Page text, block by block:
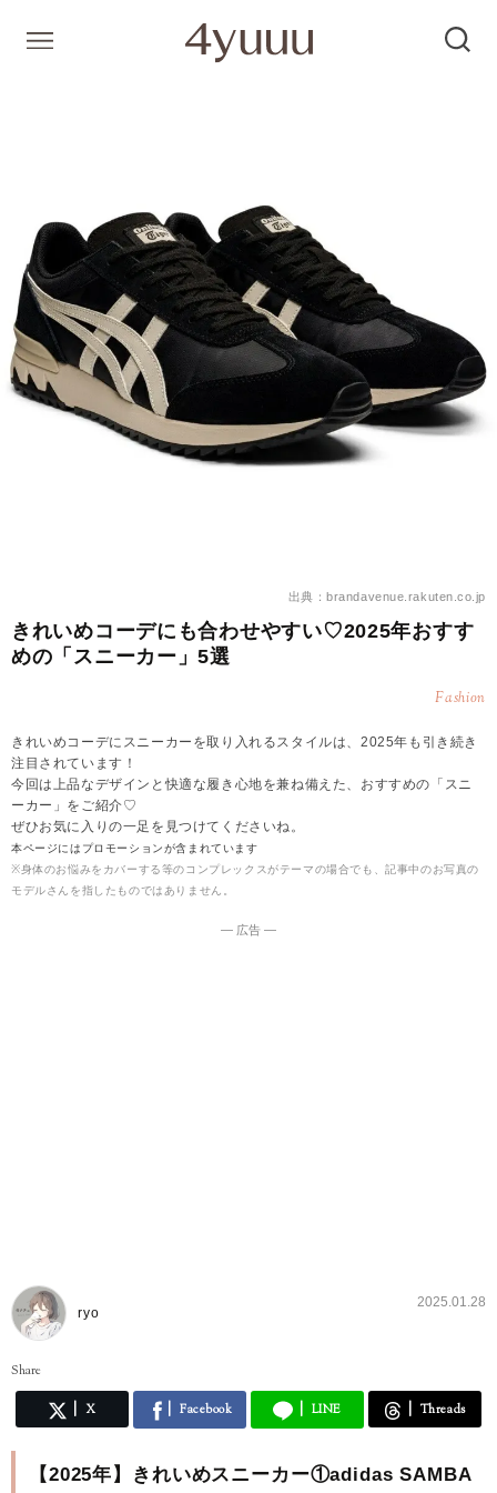
出典：brandavenue.rakuten.co.jp
きれいめコーデにも合わせやすい♡2025年おすす
めの「スニーカー」5選
Fashion
きれいめコーデにスニーカーを取り入れるスタイルは、2025年も引き続き
注目されています！
今回は上品なデザインと快適な履き心地を兼ね備えた、おすすめの「スニ
ーカー」をご紹介♡
ぜひお気に入りの一足を見つけてくださいね。
本ページにはプロモーションが含まれています
※身体のお悩みをカバーする等のコンプレックスがテーマの場合でも、記事中のお写真の
モデルさんを指したものではありません。
― 広告 ―
ryo
2025.01.28
Share
X Facebook LINE Threads
【2025年】きれいめスニーカー①adidas SAMBA